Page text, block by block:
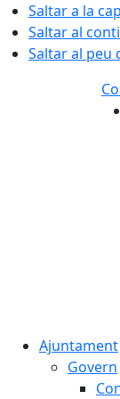
Saltar a la
Saltar al
Saltar al peu
Ajuntament
Govern